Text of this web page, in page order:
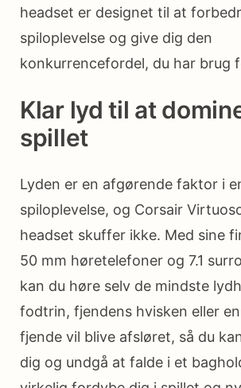
headset er designet til at
spiloplevelse og give dig den
konkurrencefordel, du har brug
Klar lyd til at
spillet
Lyden er en afgørende faktor i
spiloplevelse, og Corsair
headset skuffer ikke. Med sine
50 mm høretelefoner og 7.1
kan du høre selv de mindste
fodtrin, fjendens hvisken eller
fjende vil blive afsløret, så du
dig og undgå at falde i et